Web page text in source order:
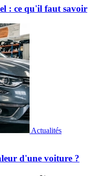
: ce qu'il faut savoir
Actualités
d'une voiture ?